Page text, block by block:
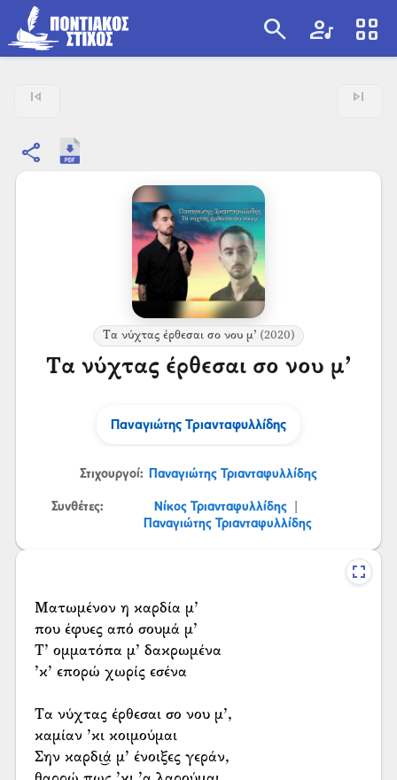
search artist view_cozy
skip_previous skip_next
share
Τα νύχτας έρθεσαι σο νου μ’ (2020)
Τα νύχτας έρθεσαι σο νου μ’
Παναγιώτης Τριανταφυλλίδης
Στιχουργοί: Παναγιώτης Τριανταφυλλίδης
Συνθέτες:
Νίκος Τριανταφυλλίδης
Παναγιώτης Τριανταφυλλίδης
Ματωμένον η καρδία μ’
που έφυες από σουμά μ’
Τ’ ομματόπα μ’ δακρωμένα
’κ’ επορώ χωρίς εσένα
Τα νύχτας έρθεσαι σο νου μ’,
καμίαν ’κι κοιμούμαι
Σην καρδι͜ά μ’ ένοιξες γεράν,